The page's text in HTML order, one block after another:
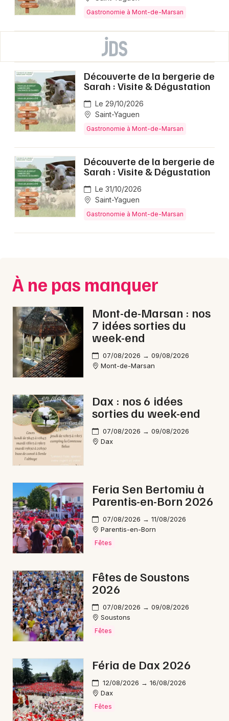
Gastronomie à Mont-de-Marsan
Découverte de la bergerie de
Sarah : Visite & Dégustation
Le 29/10/2026
Saint-Yaguen
Gastronomie à Mont-de-Marsan
Découverte de la bergerie de
Sarah : Visite & Dégustation
Le 31/10/2026
Saint-Yaguen
Gastronomie à Mont-de-Marsan
À ne pas manquer
Mont-de-Marsan : nos
7 idées sorties du
week-end
07/08/2026 → 09/08/2026
Mont-de-Marsan
Dax : nos 6 idées
sorties du week-end
07/08/2026 → 09/08/2026
Dax
Feria Sen Bertomiu à
Parentis-en-Born 2026
07/08/2026 → 11/08/2026
Parentis-en-Born
Fêtes
Fêtes de Soustons
2026
07/08/2026 → 09/08/2026
Soustons
Fêtes
Féria de Dax 2026
12/08/2026 → 16/08/2026
Dax
Fêtes